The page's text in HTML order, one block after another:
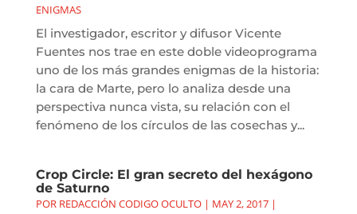
ENIGMAS
El investigador, escritor y difusor Vicente
Fuentes nos trae en este doble videoprograma
uno de los más grandes enigmas de la historia:
la cara de Marte, pero lo analiza desde una
perspectiva nunca vista, su relación con el
fenómeno de los círculos de las cosechas y...
Crop Circle: El gran secreto del hexágono
de Saturno
POR REDACCIÓN CODIGO OCULTO| MAY 2, 2017|